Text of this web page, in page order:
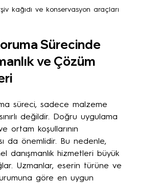
kağıdı ve konservasyon araçları
Sürecinde
ve Çözüm
süreci, sadece malzeme
değildir. Doğru uygulama
ortam koşullarının
da önemlidir. Bu nedenle,
danışmanlık hizmetleri büyük
Uzmanlar, eserin türüne ve
göre en uygun